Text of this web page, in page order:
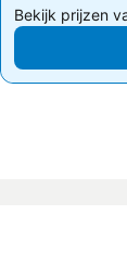
Bekijk prijzen
Bekijk prijzen